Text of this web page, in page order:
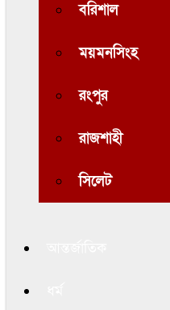
বরিশাল
ময়মনসিংহ
রংপুর
রাজশাহী
সিলেট